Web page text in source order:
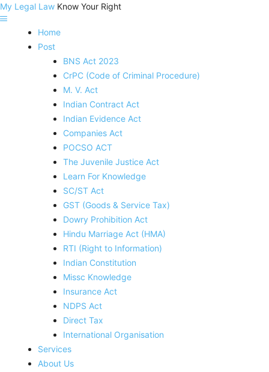
My Legal Law Know Your Right
Home
Post
BNS Act 2023
CrPC (Code of Criminal Procedure)
M. V. Act
Indian Contract Act
Indian Evidence Act
Companies Act
POCSO ACT
The Juvenile Justice Act
Learn For Knowledge
SC/ST Act
GST (Goods & Service Tax)
Dowry Prohibition Act
Hindu Marriage Act (HMA)
RTI (Right to Information)
Indian Constitution
Missc Knowledge
Insurance Act
NDPS Act
Direct Tax
International Organisation
Services
About Us